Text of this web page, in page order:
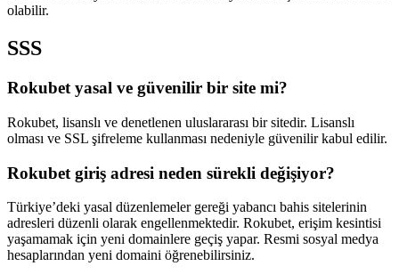
olabilir.
SSS
Rokubet yasal ve güvenilir bir site mi?
Rokubet, lisanslı ve denetlenen uluslararası bir sitedir. Lisanslı
olması ve SSL şifreleme kullanması nedeniyle güvenilir kabul edilir.
Rokubet giriş adresi neden sürekli değişiyor?
Türkiye’deki yasal düzenlemeler gereği yabancı bahis sitelerinin
adresleri düzenli olarak engellenmektedir. Rokubet, erişim kesintisi
yaşamamak için yeni domainlere geçiş yapar. Resmi sosyal medya
hesaplarından yeni domaini öğrenebilirsiniz.